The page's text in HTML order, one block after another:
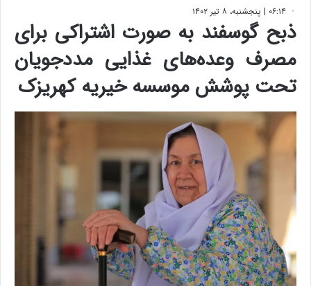
۰۶:۱۴ | پنجشنبه، ۸ تیر ۱۴۰۲
ذبح گوسفند به صورت اشتراکی برای
مصرف وعده‌های غذایی مددجویان
تحت پوشش موسسه خیریه کهریزک